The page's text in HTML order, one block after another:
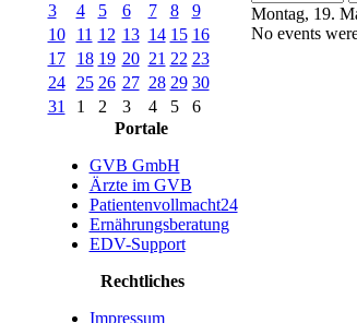
3
4 5 6 7 8
9
10
11 12 13 14 15 16
17
18 19 20 21 22 23
24
25 26 27 28 29 30
31
1 2 3 4 5
6
Portale
GVB GmbH
Ärzte im GVB
Patientenvollmacht24
Ernährungsberatung
EDV-Support
Rechtliches
Impressum
Montag, 19.
No events